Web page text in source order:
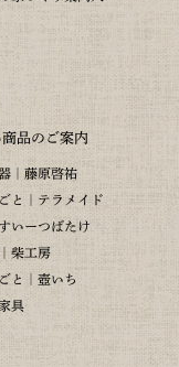
品のご案内
｜藤原啓祐
と｜テラメイド
いーつばたけ
柴工房
と｜壺いち
具